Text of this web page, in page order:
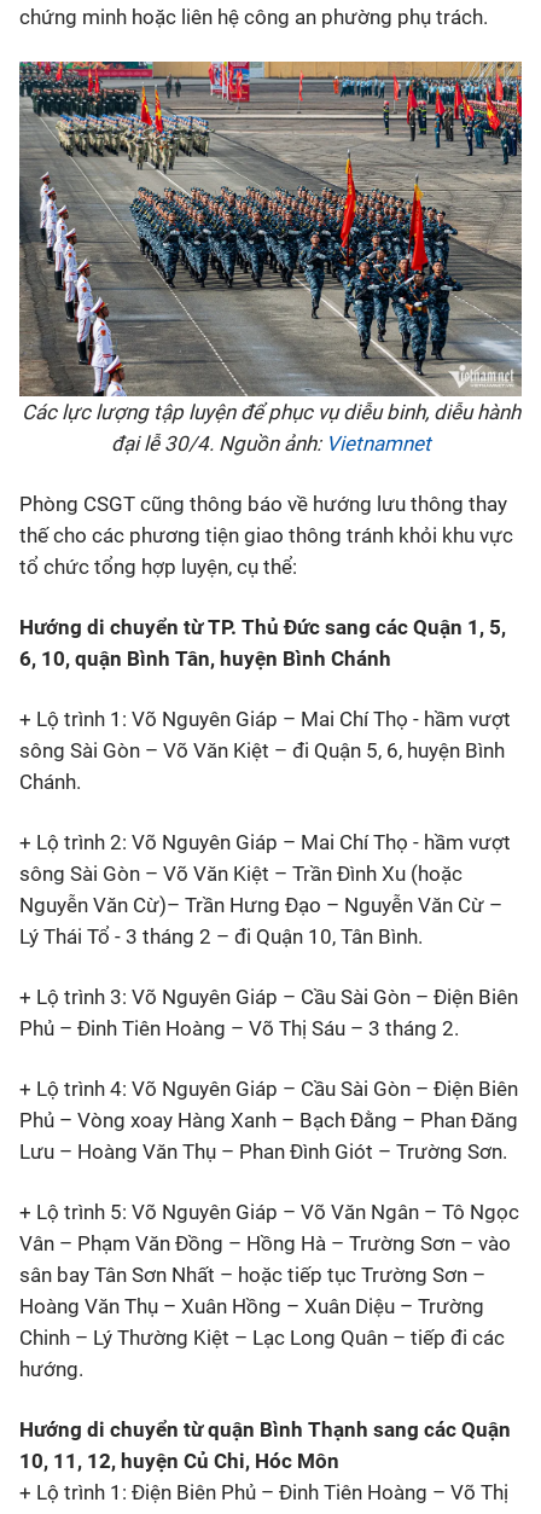
chứng minh hoặc liên hệ công an phường phụ trách.
Các lực lượng tập luyện để phục vụ diễu binh, diễu hành
đại lễ 30/4. Nguồn ảnh: Vietnamnet
Phòng CSGT cũng thông báo về hướng lưu thông thay
thế cho các phương tiện giao thông tránh khỏi khu vực
tổ chức tổng hợp luyện, cụ thể:
Hướng di chuyển từ TP. Thủ Đức sang các Quận 1, 5,
6, 10, quận Bình Tân, huyện Bình Chánh
+ Lộ trình 1: Võ Nguyên Giáp – Mai Chí Thọ - hầm vượt
sông Sài Gòn – Võ Văn Kiệt – đi Quận 5, 6, huyện Bình
Chánh.
+ Lộ trình 2: Võ Nguyên Giáp – Mai Chí Thọ - hầm vượt
sông Sài Gòn – Võ Văn Kiệt – Trần Đình Xu (hoặc
Nguyễn Văn Cừ)– Trần Hưng Đạo – Nguyễn Văn Cừ –
Lý Thái Tổ - 3 tháng 2 – đi Quận 10, Tân Bình.
+ Lộ trình 3: Võ Nguyên Giáp – Cầu Sài Gòn – Điện Biên
Phủ – Đinh Tiên Hoàng – Võ Thị Sáu – 3 tháng 2.
+ Lộ trình 4: Võ Nguyên Giáp – Cầu Sài Gòn – Điện Biên
Phủ – Vòng xoay Hàng Xanh – Bạch Đằng – Phan Đăng
Lưu – Hoàng Văn Thụ – Phan Đình Giót – Trường Sơn.
+ Lộ trình 5: Võ Nguyên Giáp – Võ Văn Ngân – Tô Ngọc
Vân – Phạm Văn Đồng – Hồng Hà – Trường Sơn – vào
sân bay Tân Sơn Nhất – hoặc tiếp tục Trường Sơn –
Hoàng Văn Thụ – Xuân Hồng – Xuân Diệu – Trường
Chinh – Lý Thường Kiệt – Lạc Long Quân – tiếp đi các
hướng.
Hướng di chuyển từ quận Bình Thạnh sang các Quận
10, 11, 12, huyện Củ Chi, Hóc Môn
+ Lộ trình 1: Điện Biên Phủ – Đinh Tiên Hoàng – Võ Thị